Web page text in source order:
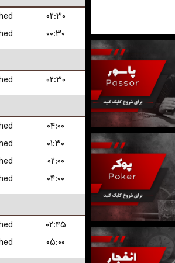
۰۲:۳۰
۰۰:۳۰
۰۲:۳۰
۰۴:۰۰
۰۱:۳۰
۰۲:۰۰
۰۴:۰۰
۰۲:۴۵
۰۵:۰۰